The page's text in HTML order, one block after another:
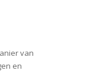
van
en